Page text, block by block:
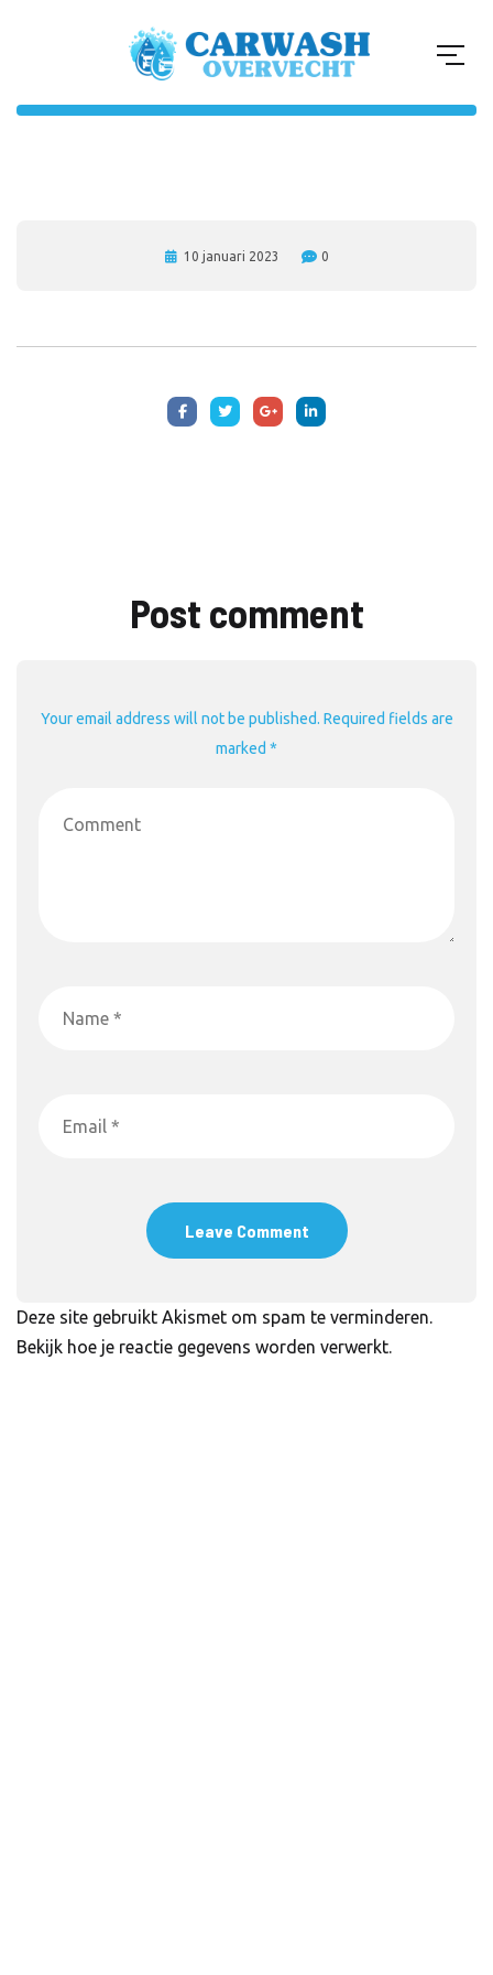
10 januari 2023 0
Post comment
Your email address will not be published. Required fields are
marked *
Deze site gebruikt Akismet om spam te verminderen.
Bekijk hoe je reactie gegevens worden verwerkt.